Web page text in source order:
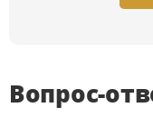
Вопрос-